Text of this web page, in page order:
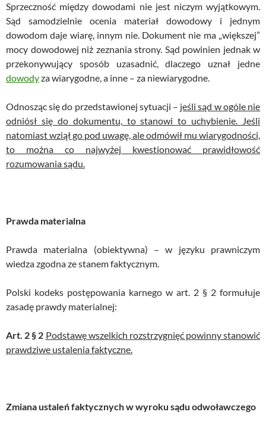
Sprzeczność między dowodami nie jest niczym wyjątkowym.
Sąd samodzielnie ocenia materiał dowodowy i jednym
dowodom daje wiarę, innym nie. Dokument nie ma „większej”
mocy dowodowej niż zeznania strony. Sąd powinien jednak w
przekonywujący sposób uzasadnić, dlaczego uznał jedne
dowodyza wiarygodne, a inne – za niewiarygodne.
Odnosząc się do przedstawionej sytuacji – jeśli sąd w ogóle nie
odniósł się do dokumentu, to stanowi to uchybienie. Jeśli
natomiast wziął go pod uwagę, ale odmówił mu wiarygodności,
to można co najwyżej kwestionować prawidłowość
rozumowania sądu.
Prawda materialna
Prawda materialna (obiektywna) – w języku prawniczym
wiedza zgodna ze stanem faktycznym.
Polski kodeks postępowania karnego w art. 2 § 2 formułuje
zasadę prawdy materialnej:
Art. 2 § 2 Podstawę wszelkich rozstrzygnięć powinny stanowić
prawdziwe ustalenia faktyczne.
Zmiana ustaleń faktycznych w wyroku sądu odwoławczego